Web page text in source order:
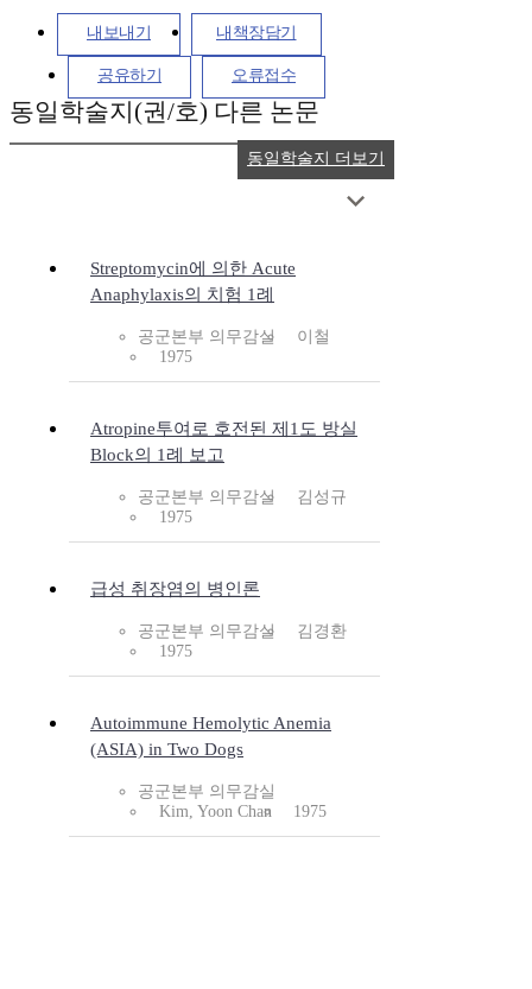
내보내기 내책장담기
공유하기 오류접수
동일학술지(권/호) 다른 논문
Streptomycin에 의한 Acute
Anaphylaxis의 치험 1례
공군본부 의무감실
이철
1975
Atropine투여로 호전된 제1도 방실
Block의 1례 보고
공군본부 의무감실
김성규
1975
급성 취장염의 병인론
공군본부 의무감실
김경환
1975
Autoimmune Hemolytic Anemia
(ASIA) in Two Dogs
공군본부 의무감실
Kim, Yoon Chan
1975
동일학술지 더보기